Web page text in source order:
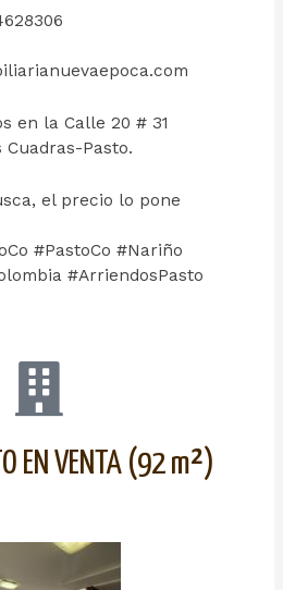
en la Calle 20 # 31
Cuadras-Pasto.
el precio lo pone
#PastoCo #Nariño
#ArriendosPasto
EN VENTA (92 m²)